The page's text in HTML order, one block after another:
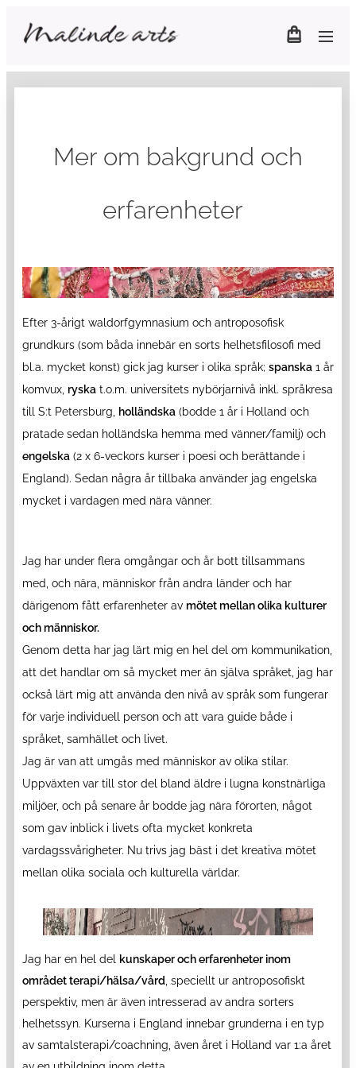
Mer om bakgrund och
erfarenheter
Efter 3-årigt waldorfgymnasium och antroposofisk
grundkurs (som båda innebär en sorts helhetsfilosofi med
bl.a. mycket konst) gick jag kurser i olika språk; spanska 1 år
komvux, ryska t.o.m. universitets nybörjarnivå inkl. språkresa
till S:t Petersburg, holländska (bodde 1 år i Holland och
pratade sedan holländska hemma med vänner/familj) och
engelska (2 x 6-veckors kurser i poesi och berättande i
England). Sedan några år tillbaka använder jag engelska
mycket i vardagen med nära vänner.
Jag har under flera omgångar och år bott tillsammans
med, och nära, människor från andra länder och har
därigenom fått erfarenheter av mötet mellan olika kulturer
och människor.
Genom detta har jag lärt mig en hel del om kommunikation,
att det handlar om så mycket mer än själva språket, jag har
också lärt mig att använda den nivå av språk som fungerar
för varje individuell person och att vara guide både i
språket, samhället och livet.
Jag är van att umgås med människor av olika stilar.
Uppväxten var till stor del bland äldre i lugna konstnärliga
miljöer, och på senare år bodde jag nära förorten, något
som gav inblick i livets ofta mycket konkreta
vardagssvårigheter. Nu trivs jag bäst i det kreativa mötet
mellan olika sociala och kulturella världar.
Jag har en hel del
kunskaper och erfarenheter inom
området terapi/hälsa/vård , speciellt ur antroposofiskt
perspektiv, men är även intresserad av andra sorters
helhetssyn. Kurserna i England innebar grunderna i en typ
av samtalsterapi/coachning, även året i Holland var 1:a året